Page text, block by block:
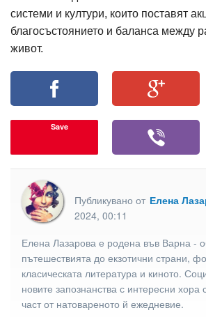
системи и култури, които поставят
благосъстоянието и баланса между
живот.
Save
Публикувано от Елена
2024, 00:11
Елена Лазарова е родена във Варна -
пътешествията до екзотични страни,
класическата литература и киното.
новите запознанства с интересни хора
част от натовареното й ежедневие.